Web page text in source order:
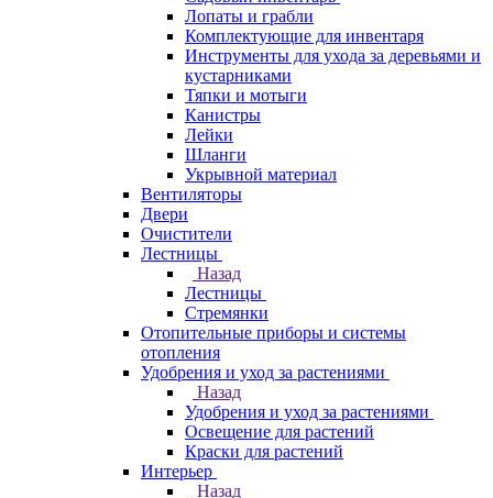
Лопаты и грабли
Комплектующие для инвентаря
Инструменты для ухода за деревьями и
кустарниками
Тяпки и мотыги
Канистры
Лейки
Шланги
Укрывной материал
Вентиляторы
Двери
Очистители
Лестницы
Назад
Лестницы
Стремянки
Отопительные приборы и системы
отопления
Удобрения и уход за растениями
Назад
Удобрения и уход за растениями
Освещение для растений
Краски для растений
Интерьер
Назад